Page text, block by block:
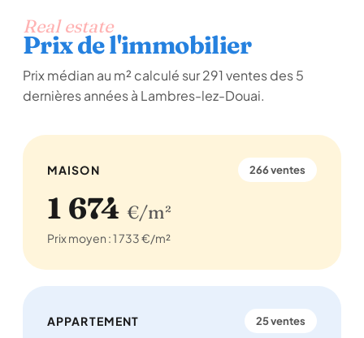
Real estate
Prix de l'immobilier
Prix médian au m² calculé sur 291 ventes des 5
dernières années à Lambres-lez-Douai.
MAISON 266 ventes
1 674 €/m²
Prix moyen : 1 733 €/m²
APPARTEMENT 25 ventes